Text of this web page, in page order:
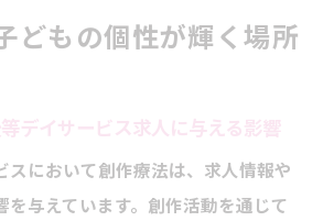
どもの個性が輝く場所
デイサービス求人に与える影響
スにおいて創作療法は、求人情報や
与えています。創作活動を通じて